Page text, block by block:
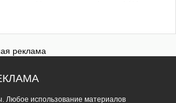
реклама
Любое использование материалов